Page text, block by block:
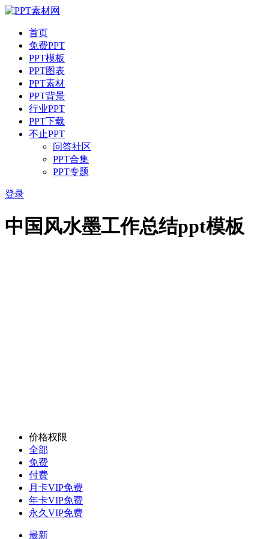
首页
免费PPT
PPT模板
PPT图表
PPT素材
PPT背景
行业PPT
PPT下载
不止PPT
问答社区
PPT合集
PPT专题
登录
中国风水墨工作总结ppt模板
价格权限
全部
免费
付费
月卡VIP免费
年卡VIP免费
永久VIP免费
最新